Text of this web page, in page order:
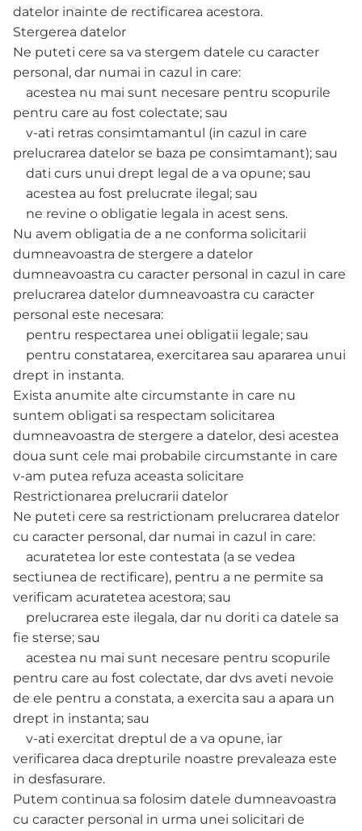
datelor inainte de rectificarea acestora.
Stergerea datelor
Ne puteti cere sa va stergem datele cu caracter
personal, dar numai in cazul in care:
acestea nu mai sunt necesare pentru scopurile
pentru care au fost colectate; sau
v-ati retras consimtamantul (in cazul in care
prelucrarea datelor se baza pe consimtamant); sau
dati curs unui drept legal de a va opune; sau
acestea au fost prelucrate ilegal; sau
ne revine o obligatie legala in acest sens.
Nu avem obligatia de a ne conforma solicitarii
dumneavoastra de stergere a datelor
dumneavoastra cu caracter personal in cazul in care
prelucrarea datelor dumneavoastra cu caracter
personal este necesara:
pentru respectarea unei obligatii legale; sau
pentru constatarea, exercitarea sau apararea unui
drept in instanta.
Exista anumite alte circumstante in care nu
suntem obligati sa respectam solicitarea
dumneavoastra de stergere a datelor, desi acestea
doua sunt cele mai probabile circumstante in care
v-am putea refuza aceasta solicitare
Restrictionarea prelucrarii datelor
Ne puteti cere sa restrictionam prelucrarea datelor
cu caracter personal, dar numai in cazul in care:
acuratetea lor este contestata (a se vedea
sectiunea de rectificare), pentru a ne permite sa
verificam acuratetea acestora; sau
prelucrarea este ilegala, dar nu doriti ca datele sa
fie sterse; sau
acestea nu mai sunt necesare pentru scopurile
pentru care au fost colectate, dar dvs aveti nevoie
de ele pentru a constata, a exercita sau a apara un
drept in instanta; sau
v-ati exercitat dreptul de a va opune, iar
verificarea daca drepturile noastre prevaleaza este
in desfasurare.
Putem continua sa folosim datele dumneavoastra
cu caracter personal in urma unei solicitari de